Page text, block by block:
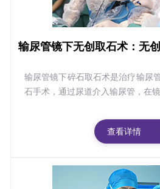
输尿管镜下碎石取石术是治疗输尿
石手术，通过尿道介入输尿管，在镜
查看详情